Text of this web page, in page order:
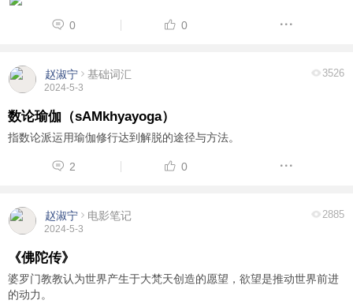
0
0
赵淑宁 基础词汇
2024-5-3
3526
数论瑜伽（sAMkhyayoga）
指数论派运用瑜伽修行达到解脱的途径与方法。
2 0
赵淑宁 电影笔记
2024-5-3
2885
《佛陀传》
婆罗门教教认为世界产生于大梵天创造的愿望，欲望是推动世界前进
的动力。